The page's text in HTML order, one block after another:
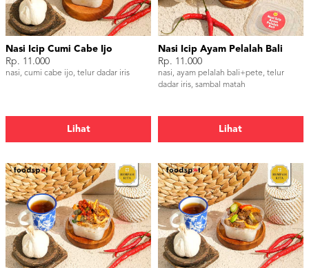
Nasi Icip Cumi Cabe Ijo
Rp. 11.000
nasi, cumi cabe ijo, telur dadar iris
Lihat
Nasi Icip Ayam Pelalah Bali
Rp. 11.000
nasi, ayam pelalah bali+pete, telur
dadar iris, sambal matah
Lihat